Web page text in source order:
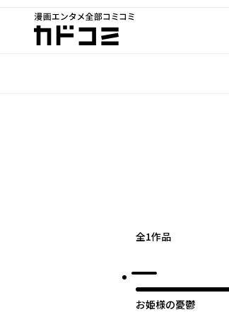
漫画エンタメ全部コミコミ
カドコミ
全1作品
お姫様の憂鬱